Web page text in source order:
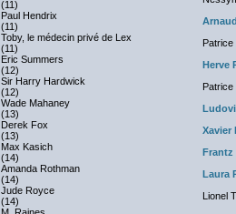
(11)
Paul Hendrix
(11)
Toby, le médecin privé de Lex
(11)
Patrice
Eric Summers
(12)
Herve
Sir Harry Hardwick
(12)
Patrice
Wade Mahaney
(13)
Derek Fox
(13)
Xavier
Max Kasich
(14)
Frantz
Amanda Rothman
(14)
Laura
Jude Royce
(14)
Lionel